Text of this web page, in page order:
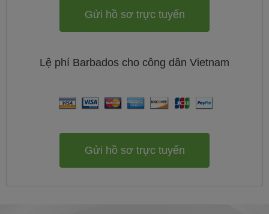
Gửi hồ sơ trực tuyến
Lệ phí Barbados cho công dân Vietnam
Gửi hồ sơ trực tuyến